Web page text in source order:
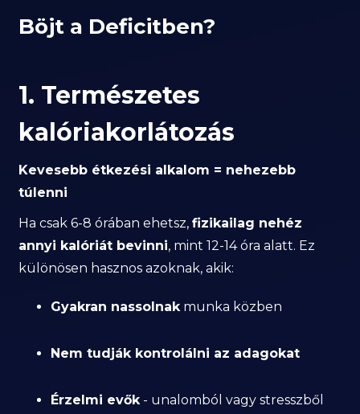
Böjt a Deficitben?
1. Természetes
kalóriakorlátozás
Kevesebb étkezési alkalom = nehezebb
túlenni
Ha csak 6-8 órában ehetsz,fizikailag nehéz
annyi kalóriát bevinni, mint 12-14 óra alatt. Ez
különösen hasznos azoknak, akik:
Gyakran nassolnakmunka közben
Nem tudják kontrolálni az adagokat
Érzelmi evők- unalomból vagy stresszből